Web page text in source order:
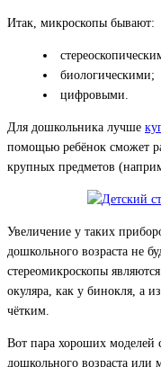
Итак, микроскопы бывают:
биологическими;
цифровыми.
Для дошкольника лучше
помощью ребёнок сможет
крупных предметов
Увеличение у таких
дошкольного возраста не
стереомикроскопы
окуляра, как у бинокля, а
чётким.
Вот пара хороших моделей
дошкольного возраста или